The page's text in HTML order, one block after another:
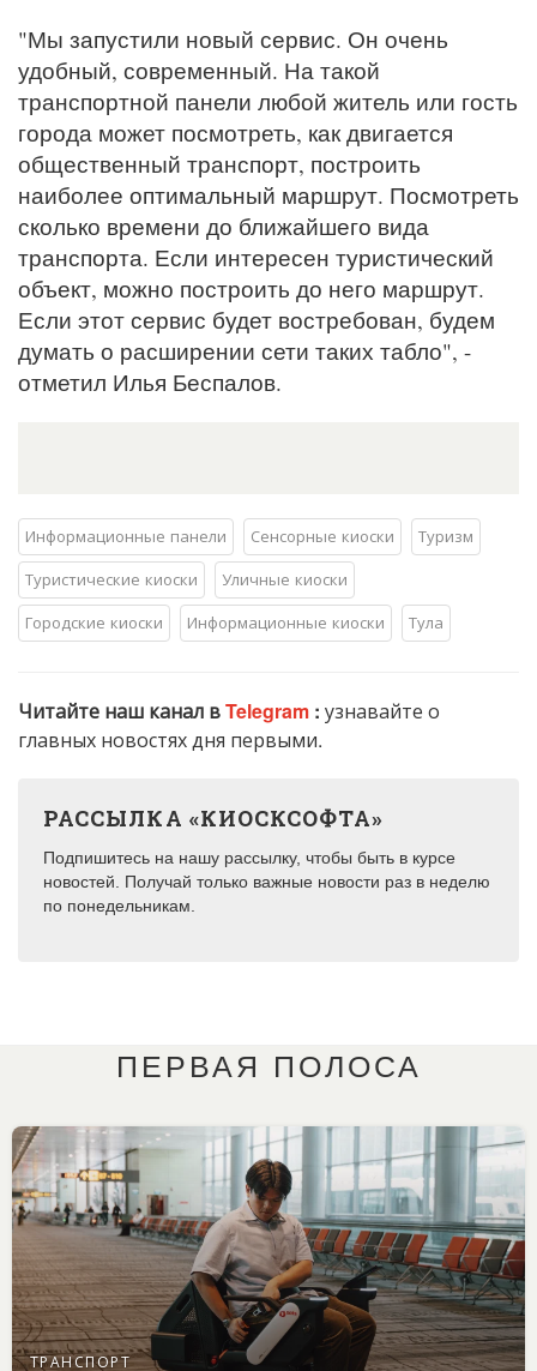
"Мы запустили новый сервис. Он очень
удобный, современный. На такой
транспортной панели любой житель или гость
города может посмотреть, как двигается
общественный транспорт, построить
наиболее оптимальный маршрут. Посмотреть
сколько времени до ближайшего вида
транспорта. Если интересен туристический
объект, можно построить до него маршрут.
Если этот сервис будет востребован, будем
думать о расширении сети таких табло", -
отметил Илья Беспалов.
Информационные панели Сенсорные киоски
Туризм
Туристические киоски
Уличные киоски
Городские киоски
Информационные киоски Тула
Читайте наш канал вTelegram : узнавайте о
главных новостях дня первыми.
РАССЫЛКА «КИОСКСОФТА»
Подпишитесь на нашу рассылку, чтобы быть в курсе
новостей. Получай только важные новости раз в неделю
по понедельникам.
ПЕРВАЯ ПОЛОСА
ТРАНСПОРТ